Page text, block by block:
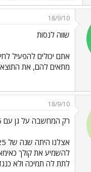
18/9/10
שווה לנסות
אתם יכולים להפעיל
מתאים להם, את
18/9/10
רק המחשבה על גן עם 35 ילדים עושה לי צמרמורת
להשמיע את קולך
לתת לה תמיכה ולא